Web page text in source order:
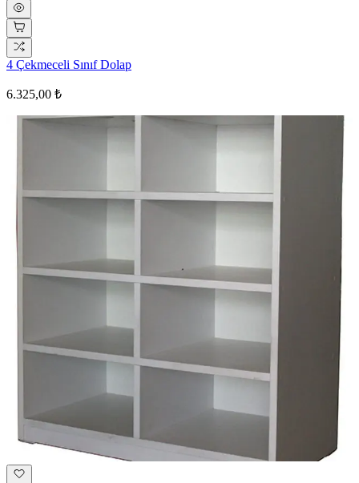
4 Çekmeceli Sınıf Dolap
6.325,00 ₺